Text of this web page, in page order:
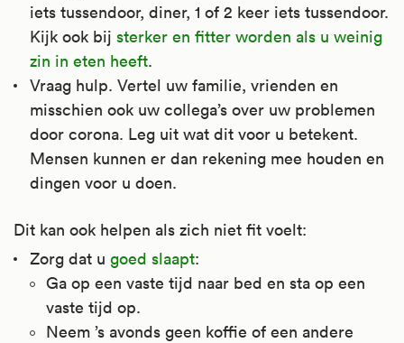
iets tussendoor, diner, 1 of 2 keer iets tussendoor.
Kijk ook bij sterker en fitter worden als u weinig
zin in eten heeft.
Vraag hulp. Vertel uw familie, vrienden en
misschien ook uw collega’s over uw problemen
door corona. Leg uit wat dit voor u betekent.
Mensen kunnen er dan rekening mee houden en
dingen voor u doen.
Dit kan ook helpen als zich niet fit voelt:
Zorg dat u goed slaapt:
Ga op een vaste tijd naar bed en sta op een
vaste tijd op.
Neem ’s avonds geen koffie of een andere